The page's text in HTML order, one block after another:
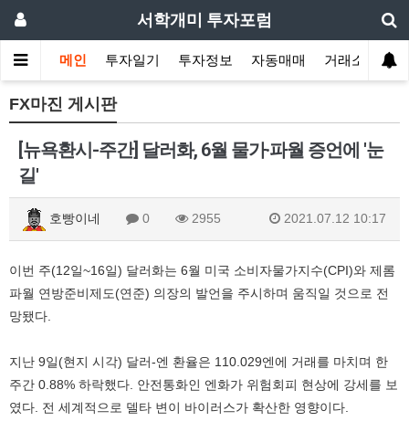
서학개미 투자포럼
메인 투자일기 투자정보 자동매매 거래소
FX마진 게시판
[뉴욕환시-주간] 달러화, 6월 물가·파월 증언에 '눈
길'
호빵이네 0 2955 2021.07.12 10:17
이번 주(12일~16일) 달러화는 6월 미국 소비자물가지수(CPI)와 제롬
파월 연방준비제도(연준) 의장의 발언을 주시하며 움직일 것으로 전
망됐다.
지난 9일(현지 시각) 달러-엔 환율은 110.029엔에 거래를 마치며 한
주간 0.88% 하락했다. 안전통화인 엔화가 위험회피 현상에 강세를 보
였다. 전 세계적으로 델타 변이 바이러스가 확산한 영향이다.